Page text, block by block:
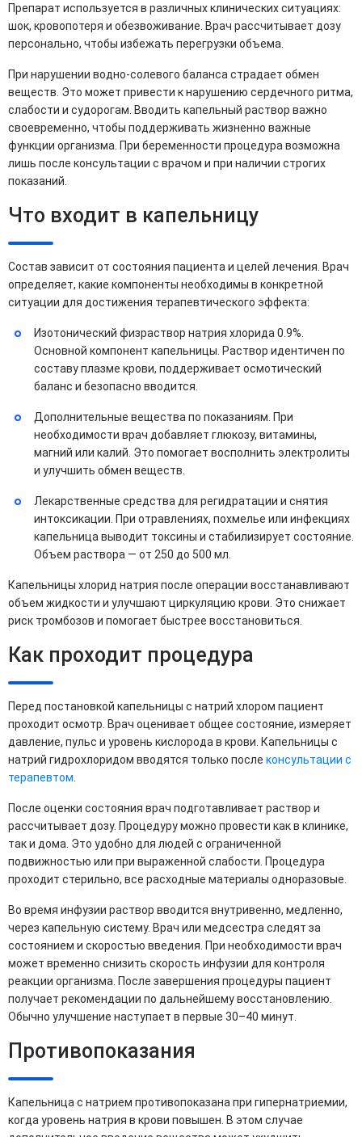
Препарат используется в различных клинических ситуациях:
шок, кровопотеря и обезвоживание. Врач рассчитывает дозу
персонально, чтобы избежать перегрузки объема.
При нарушении водно-солевого баланса страдает обмен
веществ. Это может привести к нарушению сердечного ритма,
слабости и судорогам. Вводить капельный раствор важно
своевременно, чтобы поддерживать жизненно важные
функции организма. При беременности процедура возможна
лишь после консультации с врачом и при наличии строгих
показаний.
Что входит в капельницу
Состав зависит от состояния пациента и целей лечения. Врач
определяет, какие компоненты необходимы в конкретной
ситуации для достижения терапевтического эффекта:
Изотонический физраствор натрия хлорида 0.9%.
Основной компонент капельницы. Раствор идентичен по
составу плазме крови, поддерживает осмотический
баланс и безопасно вводится.
Дополнительные вещества по показаниям. При
необходимости врач добавляет глюкозу, витамины,
магний или калий. Это помогает восполнить электролиты
и улучшить обмен веществ.
Лекарственные средства для регидратации и снятия
интоксикации. При отравлениях, похмелье или инфекциях
капельница выводит токсины и стабилизирует состояние.
Объем раствора — от 250 до 500 мл.
Капельницы хлорид натрия после операции восстанавливают
объем жидкости и улучшают циркуляцию крови. Это снижает
риск тромбозов и помогает быстрее восстановиться.
Как проходит процедура
Перед постановкой капельницы с натрий хлором пациент
проходит осмотр. Врач оценивает общее состояние, измеряет
давление, пульс и уровень кислорода в крови. Капельницы с
натрий гидрохлоридом вводятся только после консультации с
терапевтом
После оценки состояния врач подготавливает раствор и
рассчитывает дозу. Процедуру можно провести как в клинике,
так и дома. Это удобно для людей с ограниченной
подвижностью или при выраженной слабости. Процедура
проходит стерильно, все расходные материалы одноразовые.
Во время инфузии раствор вводится внутривенно, медленно,
через капельную систему. Врач или медсестра следят за
состоянием и скоростью введения. При необходимости врач
может временно снизить скорость инфузии для контроля
реакции организма. После завершения процедуры пациент
получает рекомендации по дальнейшему восстановлению.
Обычно улучшение наступает в первые 30–40 минут.
Противопоказания
Капельница с натрием противопоказана при гипернатриемии,
когда уровень натрия в крови повышен. В этом случае